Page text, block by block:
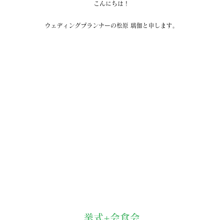
こんにちは！
ウェディングプランナーの松原 璃伽と申します。
挙式+会食会